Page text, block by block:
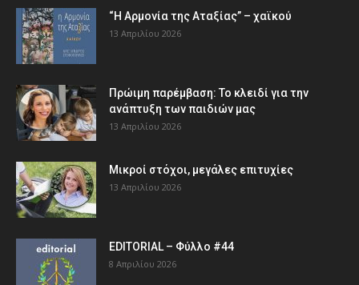
“Η Αρμονία της Αταξίας” – χαϊκού
13 Απριλίου 2026
Πρώιμη παρέμβαση: Το κλειδί για την
ανάπτυξη των παιδιών µας
13 Απριλίου 2026
Μικροί στόχοι, μεγάλες επιτυχίες
13 Απριλίου 2026
EDITORIAL – Φύλλο #44
8 Απριλίου 2026